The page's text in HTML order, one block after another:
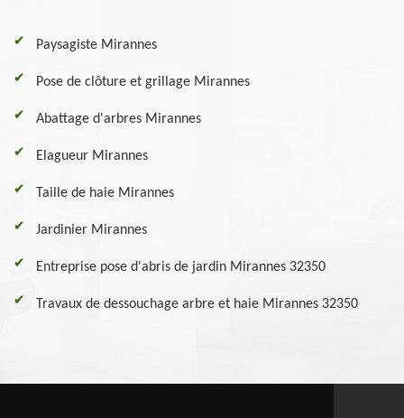
Paysagiste Mirannes
Pose de clôture et grillage Mirannes
Abattage d'arbres Mirannes
Elagueur Mirannes
Taille de haie Mirannes
Jardinier Mirannes
Entreprise pose d'abris de jardin Mirannes 32350
Travaux de dessouchage arbre et haie Mirannes 32350